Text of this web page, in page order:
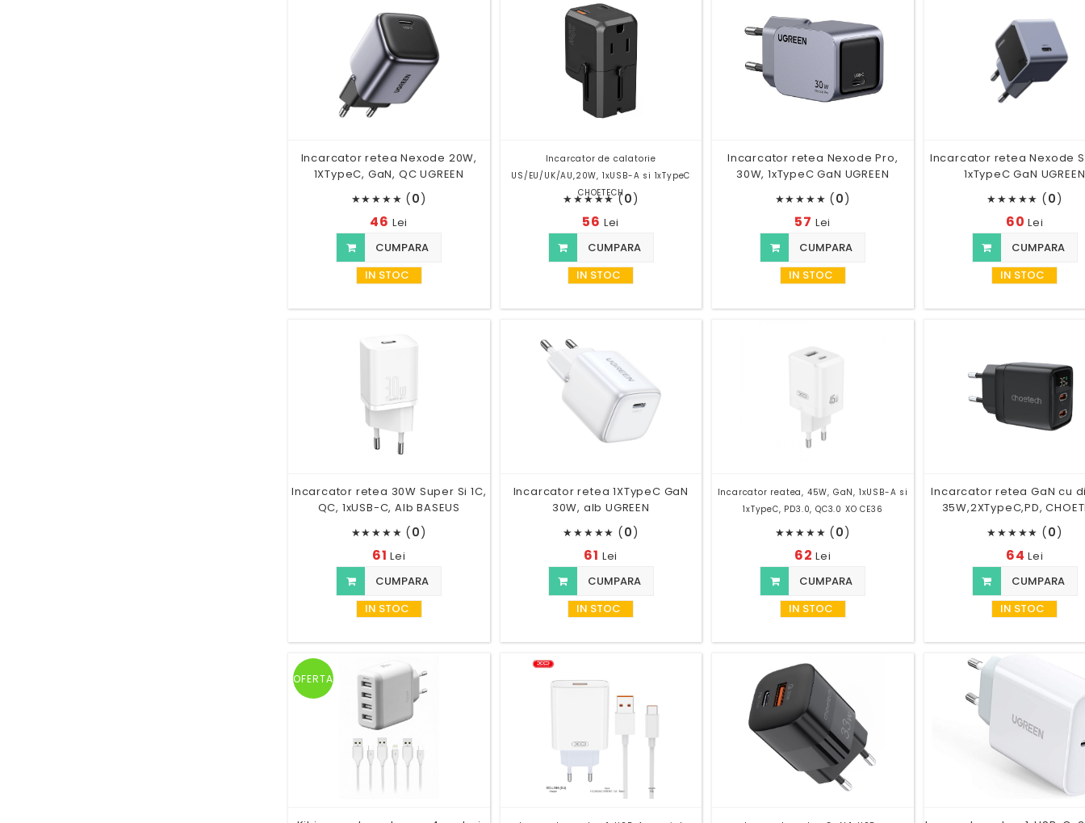
Incarcator retea Nexode 20W,
1XTypeC, GaN, QC UGREEN
★★★★★ (0)
46 Lei
CUMPARA
IN STOC
Incarcator de calatorie
US/EU/UK/AU,20W, 1xUSB-A si 1xTypeC
CHOETECH
★★★★★ (0)
56 Lei
CUMPARA
IN STOC
Incarcator retea Nexode Pro,
30W, 1xTypeC GaN UGREEN
★★★★★ (0)
57 Lei
CUMPARA
IN STOC
Incarcator retea Nexode
1xTypeC GaN UGREEN
★★★★★ (0)
60Lei
CUMPARA
IN STOC
Incarcator retea 30W Super Si 1C,
QC, 1xUSB-C, Alb BASEUS
★★★★★ (0)
61Lei
CUMPARA
IN STOC
Incarcator retea 1XTypeC GaN
30W, alb UGREEN
★★★★★ (0)
61 Lei
CUMPARA
IN STOC
Incarcator reatea, 45W, GaN, 1xUSB-A si
1xTypeC, PD3.0, QC3.0 XO CE36
★★★★★ (0)
62Lei
CUMPARA
IN STOC
Incarcator retea GaN cu
35W,2XTypeC,PD,
★★★★★ (0)
64Lei
CUMPARA
IN STOC
OFERTA